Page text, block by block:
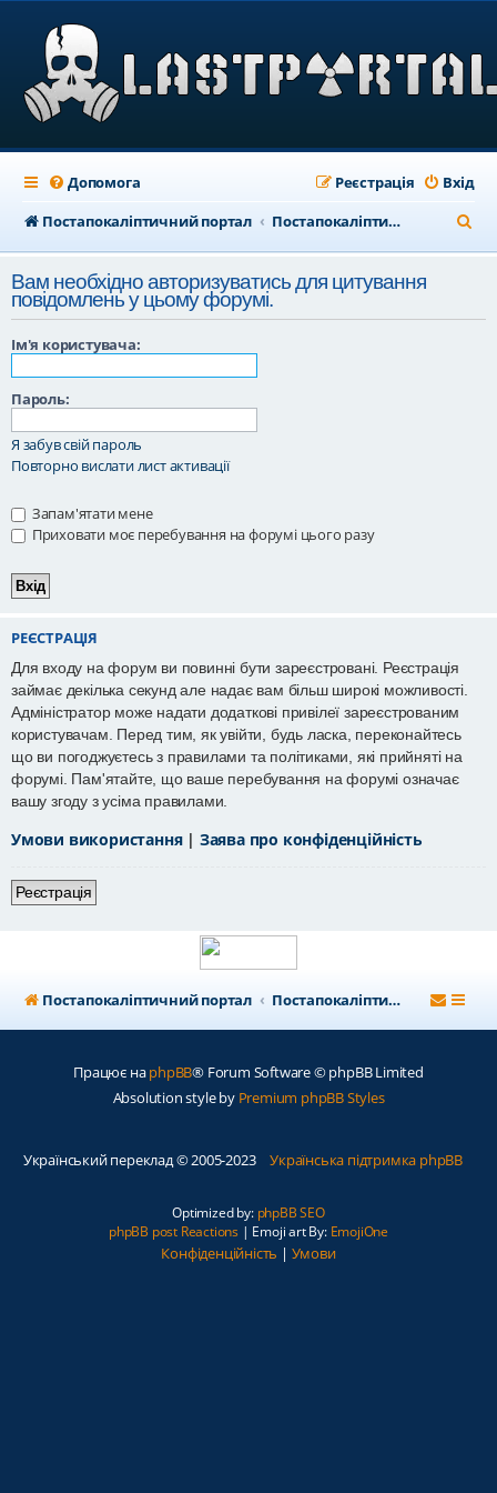
Допомога Вхід
Реєстрація
Постапокаліптичний портал
Постапокаліптичний форум
о
у
Вам необхідно авторизуватись для цитування
повідомлень у цьому форумі.
Ім'я користувача:
Пароль:
Я забув свій пароль
Повторно вислати лист активації
Запам'ятати мене
Приховати моє перебування на форумі цього разу
РЕЄСТРАЦІЯ
Для входу на форум ви повинні бути зареєстровані. Реєстрація
займає декілька секунд але надає вам більш широкі можливості.
Адміністратор може надати додаткові привілеї зареєстрованим
користувачам. Перед тим, як увійти, будь ласка, переконайтесь
що ви погоджуєтесь з правилами та політиками, які прийняті на
форумі. Пам'ятайте, що ваше перебування на форумі означає
вашу згоду з усіма правилами.
Умови використання| Заява про конфіденційність
Реєстрація
Постапокаліптичний портал Постапокаліптичний форум
Працює наphpBB® Forum Software © phpBB Limited
Absolution style by Premium phpBB Styles
Український переклад © 2005-2023 Українська підтримка phpBB
Optimized by: phpBB SEO
phpBB post Reactions| Emoji art By: EmojiOne
Конфіденційність | Умови